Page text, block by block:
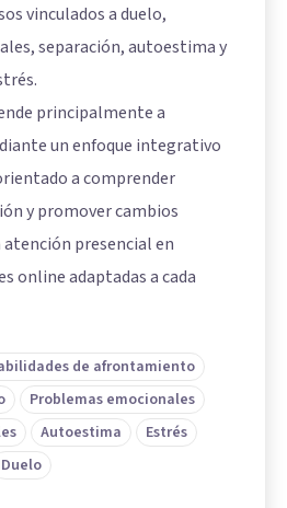
vinculados a duelo,
separación, autoestima y
principalmente a
un enfoque integrativo
a comprender
y promover cambios
presencial en
online adaptadas a cada
de afrontamiento
Problemas emocionales
Autoestima
Estrés
Duelo